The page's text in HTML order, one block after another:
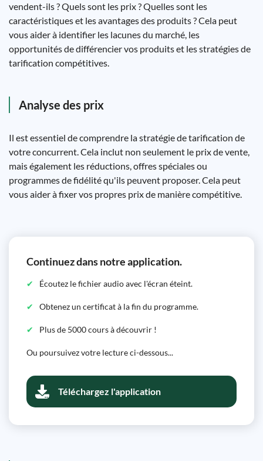
vendent-ils ? Quels sont les prix ? Quelles sont les
caractéristiques et les avantages des produits ? Cela peut
vous aider à identifier les lacunes du marché, les
opportunités de différencier vos produits et les stratégies de
tarification compétitives.
Analyse des prix
Il est essentiel de comprendre la stratégie de tarification de
votre concurrent. Cela inclut non seulement le prix de vente,
mais également les réductions, offres spéciales ou
programmes de fidélité qu'ils peuvent proposer. Cela peut
vous aider à fixer vos propres prix de manière compétitive.
Continuez dans notre application.
Écoutez le fichier audio avec l'écran éteint.
Obtenez un certificat à la fin du programme.
Plus de 5000 cours à découvrir !
Ou poursuivez votre lecture ci-dessous...
Téléchargez l'application